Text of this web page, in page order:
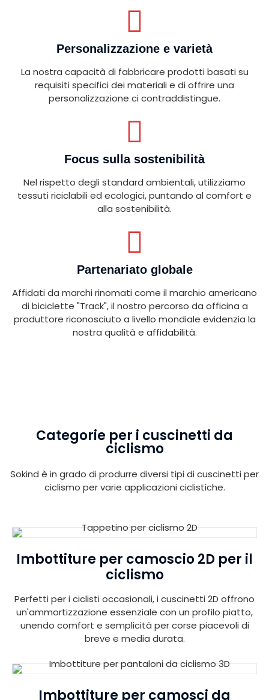
Personalizzazione e varietà
La nostra capacità di fabbricare prodotti basati su
requisiti specifici dei materiali e di offrire una
personalizzazione ci contraddistingue.
Focus sulla sostenibilità
Nel rispetto degli standard ambientali, utilizziamo
tessuti riciclabili ed ecologici, puntando al comfort e
alla sostenibilità.
Partenariato globale
Affidati da marchi rinomati come il marchio americano
di biciclette "Track", il nostro percorso da officina a
produttore riconosciuto a livello mondiale evidenzia la
nostra qualità e affidabilità.
Categorie per i cuscinetti da
ciclismo
Sokind è in grado di produrre diversi tipi di cuscinetti per
ciclismo per varie applicazioni ciclistiche.
Imbottiture per camoscio 2D per il
ciclismo
Perfetti per i ciclisti occasionali, i cuscinetti 2D offrono
un'ammortizzazione essenziale con un profilo piatto,
unendo comfort e semplicità per corse piacevoli di
breve e media durata.
Imbottiture per camosci da